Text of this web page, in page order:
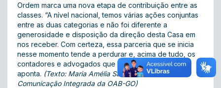
Ordem marca uma nova etapa de contribuição entre as
classes. “A nível nacional, temos várias ações conjuntas
entre as duas categorias e não foi diferente a
generosidade e disposição da direção desta Casa em
nos receber. Com certeza, essa parceria que se inicia
nesse momento tende a perdurar e, acima de tudo, os
contadores e advogados que ganharão com isso”,
aponta. (Texto: Maria Amélia Saad – Assessoria de
Comunicação Integrada da OAB-GO)